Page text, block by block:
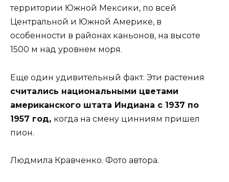
территории Южной Мексики, по всей
Центральной и Южной Америке, в
особенности в районах каньонов, на высоте
1500 м над уровнем моря.
Еще один удивительный факт. Эти растения
считались национальными цветами
американского штата Индиана с 1937 по
1957 год, когда на смену цинниям пришел
пион.
Людмила Кравченко. Фото автора.